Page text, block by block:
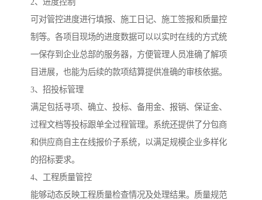
可对管控进度进行填报、施工日记、施工签报和质量控
制等。各项目现场的进度数据可以以实时在线的方式统
一保存到企业总部的服务器，方便管理人员准确了解项
目进展，也能为后续的款项结算提供准确的审核依据。
3、招投标管理
满足包括寻项、确立、投标、备用金、报销、保证金、
过程文档等投标跟单全过程管理。系统还提供了分包商
和供应商自主在线报价子系统，以满足规模企业多样化
的招标要求。
4、工程质量管控
能够动态反映工程质量检查情况及处理结果。质量规范